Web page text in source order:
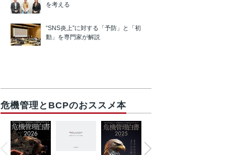
を考える
“SNS炎上”に対する「予防」と「初
動」を専門家が解説
危機管理とBCPのおススメ本